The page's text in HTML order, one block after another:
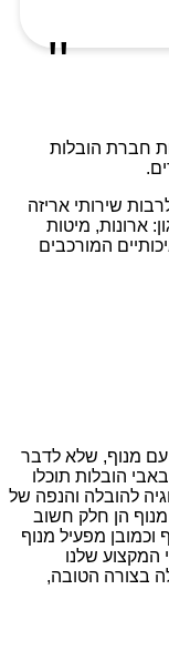
חברת הובלות
שירותי אריזה
ארונות, מיטות
המורכבים
מנוף, שלא לדבר
הובלות תוכלו
להובלה והנפה של
מנוף הן חלק חשוב
מפעיל מנוף
המקצוע שלנו
בצורה הטובה,